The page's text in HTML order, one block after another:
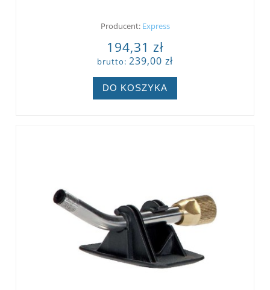
Producent: Express
194,31 zł
brutto: 239,00 zł
DO KOSZYKA